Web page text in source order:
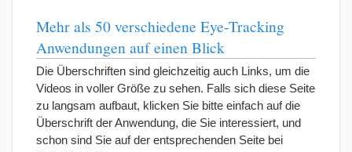
Mehr als 50 verschiedene Eye-Tracking
Anwendungen auf einen Blick
Die Überschriften sind gleichzeitig auch Links, um die
Videos in voller Größe zu sehen. Falls sich diese Seite
zu langsam aufbaut, klicken Sie bitte einfach auf die
Überschrift der Anwendung, die Sie interessiert, und
schon sind Sie auf der entsprechenden Seite bei